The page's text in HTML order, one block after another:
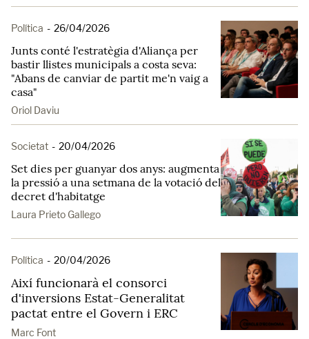
Política - 26/04/2026
Junts conté l'estratègia d'Aliança per
bastir llistes municipals a costa seva:
"Abans de canviar de partit me'n vaig a
casa"
Oriol Daviu
Societat - 20/04/2026
Set dies per guanyar dos anys: augmenta
la pressió a una setmana de la votació del
decret d'habitatge
Laura Prieto Gallego
Política - 20/04/2026
Així funcionarà el consorci
d'inversions Estat-Generalitat
pactat entre el Govern i ERC
Marc Font